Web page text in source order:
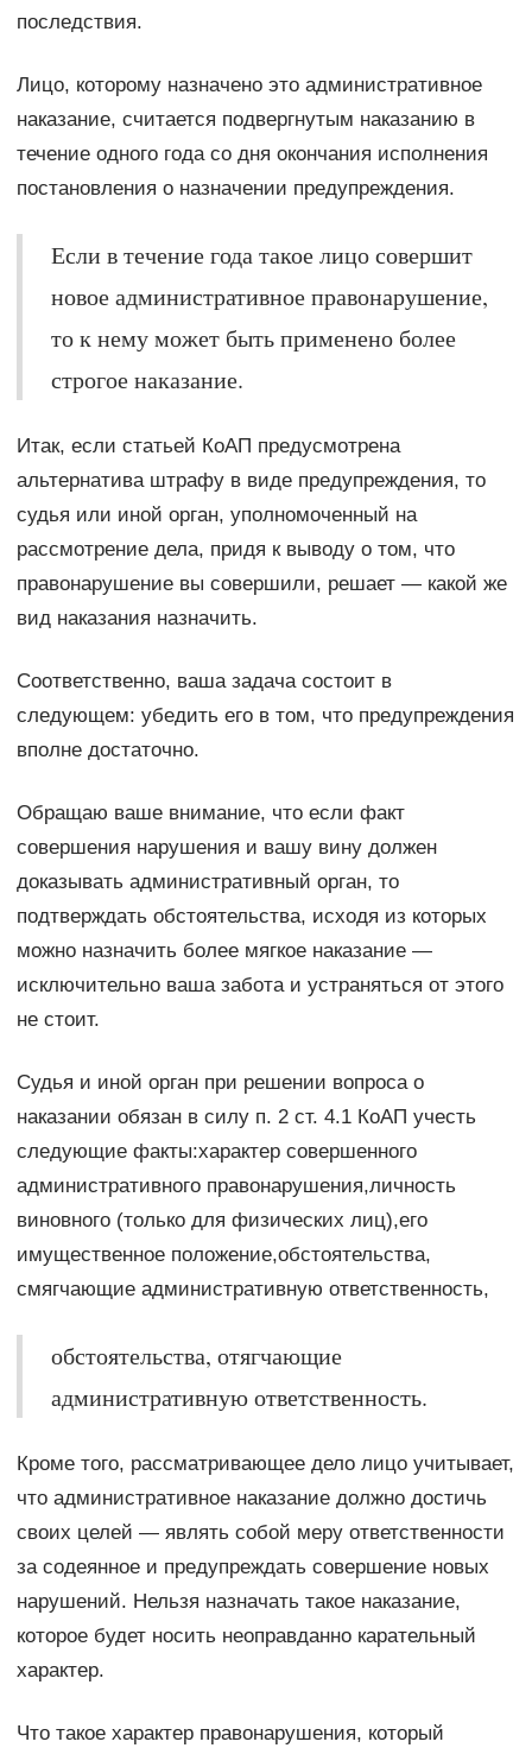
последствия.
Лицо, которому назначено это административное
наказание, считается подвергнутым наказанию в
течение одного года со дня окончания исполнения
постановления о назначении предупреждения.
Если в течение года такое лицо совершит
новое административное правонарушение,
то к нему может быть применено более
строгое наказание.
Итак, если статьей КоАП предусмотрена
альтернатива штрафу в виде предупреждения, то
судья или иной орган, уполномоченный на
рассмотрение дела, придя к выводу о том, что
правонарушение вы совершили, решает — какой же
вид наказания назначить.
Соответственно, ваша задача состоит в
следующем: убедить его в том, что предупреждения
вполне достаточно.
Обращаю ваше внимание, что если факт
совершения нарушения и вашу вину должен
доказывать административный орган, то
подтверждать обстоятельства, исходя из которых
можно назначить более мягкое наказание —
исключительно ваша забота и устраняться от этого
не стоит.
Судья и иной орган при решении вопроса о
наказании обязан в силу п. 2 ст. 4.1 КоАП учесть
следующие факты:характер совершенного
административного правонарушения,личность
виновного (только для физических лиц),его
имущественное положение,обстоятельства,
смягчающие административную ответственность,
обстоятельства, отягчающие
административную ответственность.
Кроме того, рассматривающее дело лицо учитывает,
что административное наказание должно достичь
своих целей — являть собой меру ответственности
за содеянное и предупреждать совершение новых
нарушений. Нельзя назначать такое наказание,
которое будет носить неоправданно карательный
характер.
Что такое характер правонарушения, который